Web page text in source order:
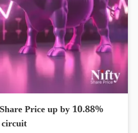
Price up by 10.88%